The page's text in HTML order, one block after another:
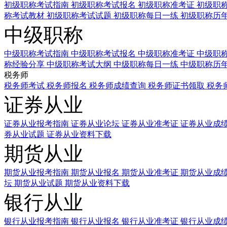
初级职称考试指南 初级职称考试报名 初级职称准考证 初级职
称考试教材 初级职称考试试题 初级职称每日一练 初级职称历
中级职称
中级职称考试指南 中级职称考试报名 中级职称准考证 中级职
称经验分享 中级职称考试大纲 中级职称每日一练 中级职称历
税务师
税务师考试 税务师报名 税务师成绩查询 税务师证书领取 税务
证券从业
证券从业报考指南 证券从业论坛 证券从业准考证 证券从业成
券从业试题 证券从业资料下载
期货从业
期货从业报考指南 期货从业报名 期货从业准考证 期货从业成
坛 期货从业试题 期货从业资料下载
银行从业
银行从业报考指南 银行从业报名 银行从业准考证 银行从业成